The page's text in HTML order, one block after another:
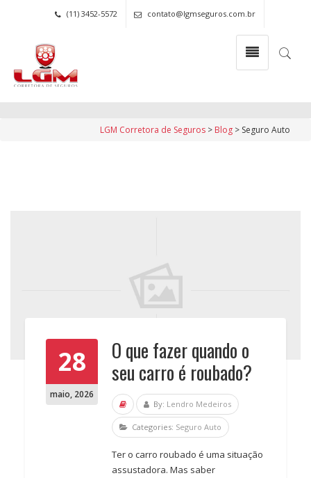
(11) 3452-5572 contato@lgmseguros.com.br
Seguro Auto
Category Archives
LGM Corretora de Seguros > Blog > Seguro Auto
28
maio, 2026
O que fazer quando o
seu carro é roubado?
By: Lendro Medeiros
Categories: Seguro Auto
Ter o carro roubado é uma situação
assustadora. Mas saber